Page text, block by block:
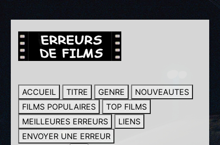
ACCUEIL TITRE GENRE
NOUVEAUTES
FILMS POPULAIRES
TOP FILMS
MEILLEURES ERREURS
LIENS
ENVOYER UNE ERREUR